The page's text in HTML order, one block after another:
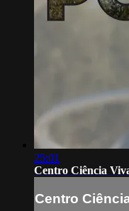
25:01
Centro Ciência
Centro